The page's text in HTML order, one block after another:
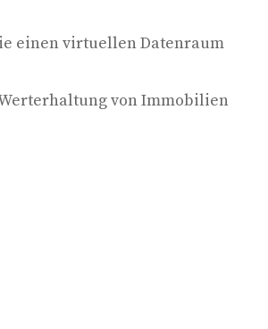
einen virtuellen Datenraum
von Immobilien